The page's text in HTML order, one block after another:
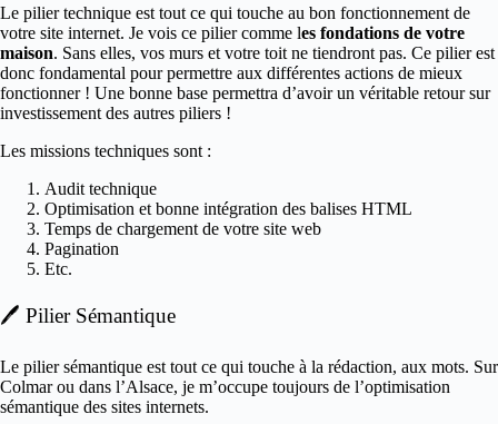
Le pilier technique est tout ce qui touche au bon fonctionnement de
votre site internet. Je vois ce pilier comme les fondations de votre
maison. Sans elles, vos murs et votre toit ne tiendront pas. Ce pilier est
donc fondamental pour permettre aux différentes actions de mieux
fonctionner ! Une bonne base permettra d’avoir un véritable retour sur
investissement des autres piliers !
Les missions techniques sont :
Audit technique
Optimisation et bonne intégration des balises HTML
Temps de chargement de votre site web
Pagination
Etc.
🖊️ Pilier Sémantique
Le pilier sémantique est tout ce qui touche à la rédaction, aux mots. Sur
Colmar ou dans l’Alsace, je m’occupe toujours de l’optimisation
sémantique des sites internets.